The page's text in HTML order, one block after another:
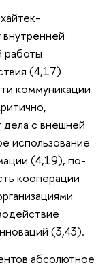
работы
(4,17)
коммуникации
с внешней
использование
(4,19), по-
кооперации
(3,43).
абсолютное